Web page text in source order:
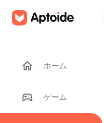
ホーム
ゲーム